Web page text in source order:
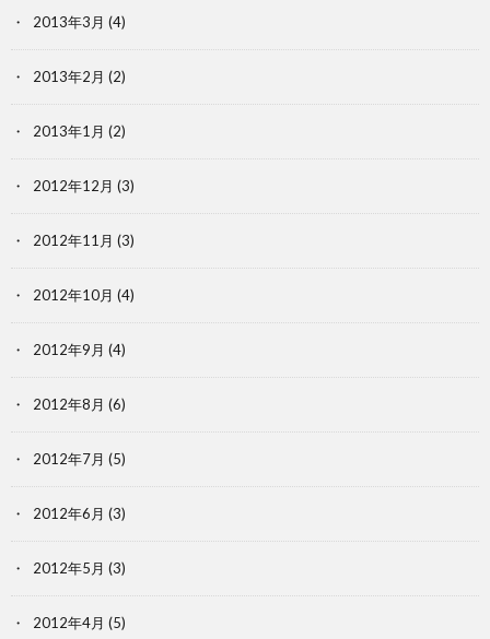
2013年3月 (4)
2013年2月 (2)
2013年1月 (2)
2012年12月 (3)
2012年11月 (3)
2012年10月 (4)
2012年9月 (4)
2012年8月 (6)
2012年7月 (5)
2012年6月 (3)
2012年5月 (3)
2012年4月 (5)